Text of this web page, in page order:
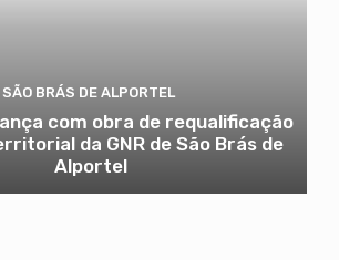
SÃO BRÁS DE ALPORTEL
com obra de requalificação
da GNR de São Brás de
Alportel